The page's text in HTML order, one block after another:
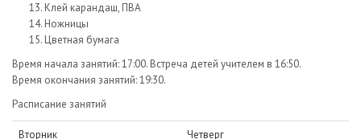
Клей карандаш, ПВА
Ножницы
Цветная бумага
Время начала занятий: 17:00. Встреча детей учителем в 16:50.
Время окончания занятий: 19:30.
Расписание занятий
Вторник Четверг